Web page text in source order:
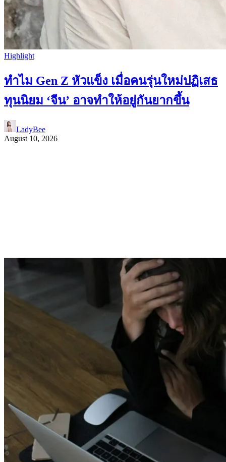
Highlight
ทำไม Gen Z หัวแข็ง เมื่อคนรุ่นใหม่ปฏิเสธ
ทุนนิยม ‘จีน’ อาจทำให้อยู่กันยากขึ้น
LadyBee
August 10, 2026